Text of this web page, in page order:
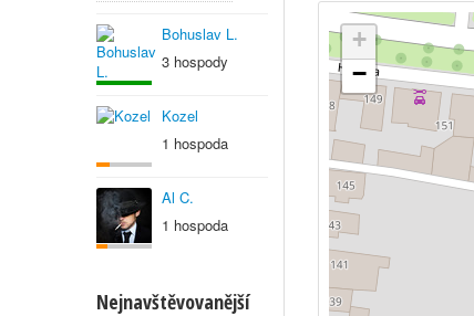
Bohuslav L.
3 hospody
Kozel
1 hospoda
Al C.
1 hospoda
Nejnavštěvovanější
+
−